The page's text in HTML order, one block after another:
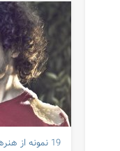
19 نمونه از هنرهای دیجیتال توسط Martin De Pasquale